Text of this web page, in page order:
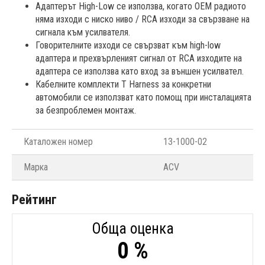
Адаптерът High-Low се използва, когато OEM радиото
няма изходи с ниско ниво / RCA изходи за свързване на
сигнала към усилвателя.
Говорителните изходи се свързват към high-low
адаптера и прехвърленият сигнал от RCA изходите на
адаптера се използва като вход за външен усилвател.
Кабелните комплекти T Harness за конкретни
автомобили се използват като помощ при инсталацията
за безпроблемен монтаж.
Каталожен номер 13-1000-02
Марка ACV
Рейтинг
Обща оценка
0 %